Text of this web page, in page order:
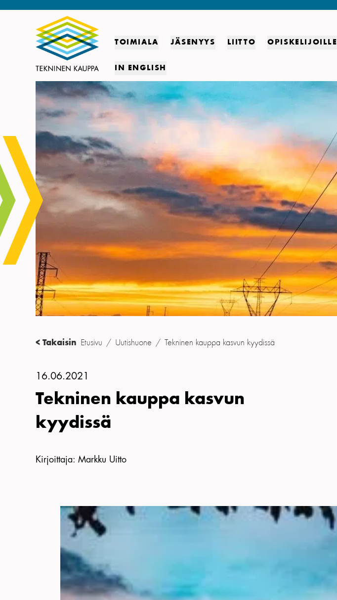
TOIMIALA JÄSENYYS LIITTO OPISKELIJOILLE
IN ENGLISH
< Takaisin Etusivu / Uutishuone / Tekninen kauppa kasvun kyydissä
16.06.2021
Tekninen kauppa kasvun
kyydissä
Kirjoittaja: Markku Uitto